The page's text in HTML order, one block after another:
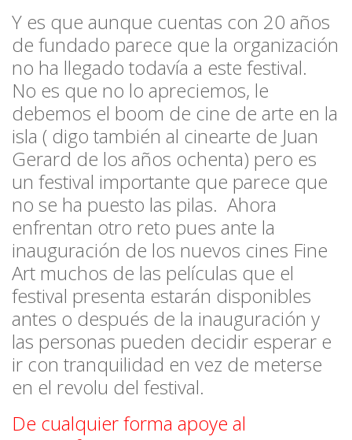
Y es que aunque cuentas con 20 años
de fundado parece que la organización
no ha llegado todavía a este festival.
No es que no lo apreciemos, le
debemos el boom de cine de arte en la
isla ( digo también al cinearte de Juan
Gerard de los años ochenta) pero es
un festival importante que parece que
no se ha puesto las pilas. Ahora
enfrentan otro reto pues ante la
inauguración de los nuevos cines Fine
Art muchos de las películas que el
festival presenta estarán disponibles
antes o después de la inauguración y
las personas pueden decidir esperar e
ir con tranquilidad en vez de meterse
en el revolu del festival.
De cualquier forma apoye al